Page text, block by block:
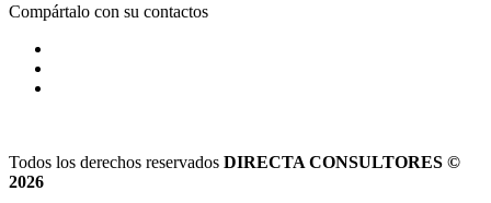
Compártalo con su contactos
Todos los derechos reservados DIRECTA CONSULTORES ©
2026